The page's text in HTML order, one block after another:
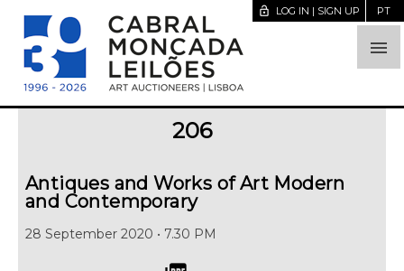

lock_open LOG IN | SIGN UP PT
206
Antiques and Works of Art Modern
and Contemporary
28 September 2020 • 7.30 PM